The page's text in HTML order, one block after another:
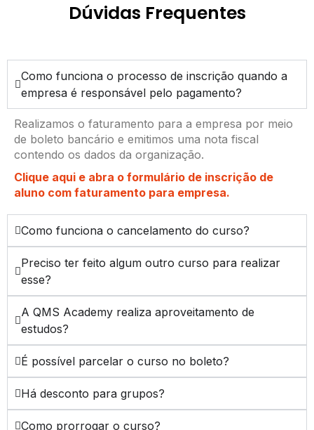
Dúvidas Frequentes
Como funciona o processo de inscrição quando a
empresa é responsável pelo pagamento?
Realizamos o faturamento para a empresa por meio
de boleto bancário e emitimos uma nota fiscal
contendo os dados da organização.
Clique aqui e abra o formulário de inscrição de
aluno com faturamento para empresa.
Como funciona o cancelamento do curso?
Preciso ter feito algum outro curso para realizar
esse?
A QMS Academy realiza aproveitamento de
estudos?
É possível parcelar o curso no boleto?
Há desconto para grupos?
Como prorrogar o curso?